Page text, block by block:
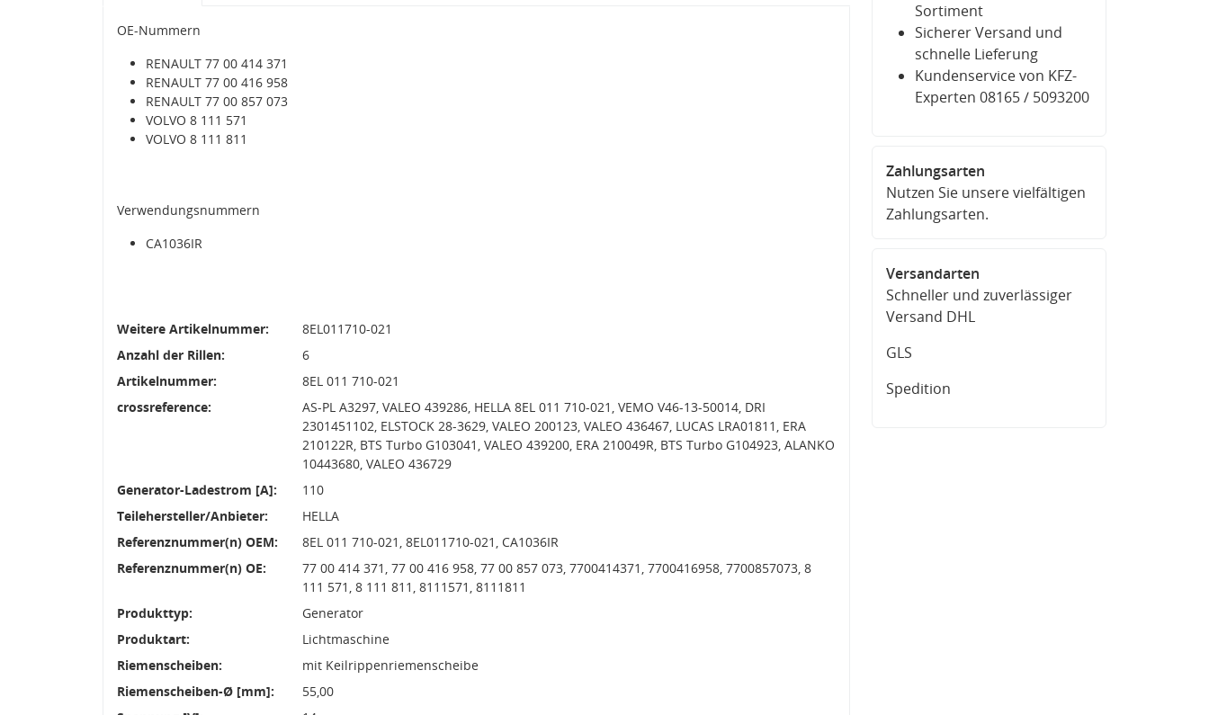
OE-Nummern
RENAULT 77 00 414 371
RENAULT 77 00 416 958
RENAULT 77 00 857 073
VOLVO 8 111 571
VOLVO 8 111 811
Verwendungsnummern
CA1036IR
Weitere Artikelnummer:
8EL011710-021
Anzahl der Rillen:
6
Artikelnummer:
8EL 011 710-021
crossreference:
AS-PL A3297, VALEO 439286, HELLA 8EL 011 710-021, VEMO V46-13-50014, DRI
2301451102, ELSTOCK 28-3629, VALEO 200123, VALEO 436467, LUCAS LRA01811, ERA
210122R, BTS Turbo G103041, VALEO 439200, ERA 210049R, BTS Turbo G104923, ALANKO
10443680, VALEO 436729
Generator-Ladestrom [A]:
110
Teilehersteller/Anbieter:
HELLA
Referenznummer(n) OEM:
8EL 011 710-021, 8EL011710-021, CA1036IR
Referenznummer(n) OE:
77 00 414 371, 77 00 416 958, 77 00 857 073, 7700414371, 7700416958, 7700857073, 8
111 571, 8 111 811, 8111571, 8111811
Produkttyp:
Generator
Produktart:
Lichtmaschine
Riemenscheiben:
mit Keilrippenriemenscheibe
Riemenscheiben-Ø [mm]:
55,00
Sortiment
Sicherer Versand und
schnelle Lieferung
Kundenservice von KFZ-
Experten 08165 / 5093200
Zahlungsarten
Nutzen Sie unsere vielfältigen
Zahlungsarten.
Versandarten
Schneller und zuverlässiger
Versand DHL
GLS
Spedition